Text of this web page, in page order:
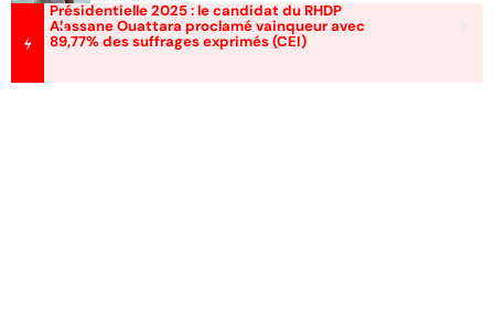
Présidentielle 2025 : le candidat du RHDP
Alassane Ouattara proclamé vainqueur avec
89,77% des suffrages exprimés (CEI)